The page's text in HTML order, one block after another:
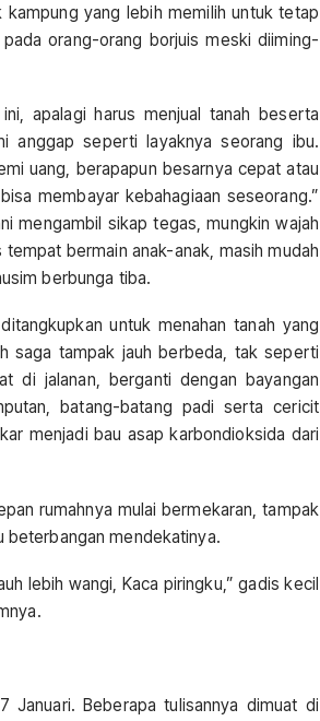
kampung yang lebih memilih untuk tetap
orang-orang borjuis meski diiming-
apalagi harus menjual tanah beserta
anggap seperti layaknya seorang ibu.
uang, berapapun besarnya cepat atau
membayar kebahagiaan seseorang.”
mengambil sikap tegas, mungkin wajah
bermain anak-anak, masih mudah
berbunga tiba.
untuk menahan tanah yang
saga tampak jauh berbeda, tak seperti
di jalanan, berganti dengan bayangan
batang-batang padi serta cericit
menjadi bau asap karbondioksida dari
rumahnya mulai bermekaran, tampak
mendekatinya.
lebih wangi, Kaca piringku,” gadis kecil
Beberapa tulisannya dimuat di